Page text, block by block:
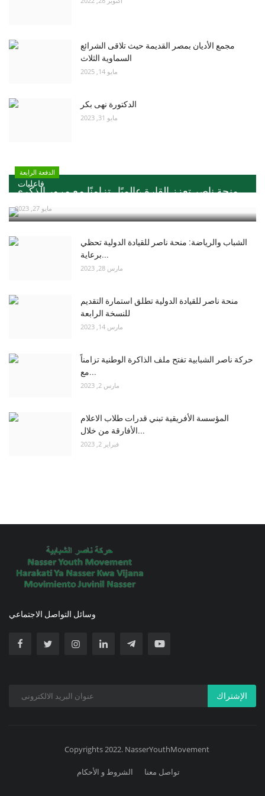
مجمع الأديان بمصر القديمة حيث تلاقى الشرائع
السماوية الثلاث
مايو 14, 2025
الدكتورة نهى بكر
مايو 31, 2023
فاعليات
الدفعة الرابعة
منحة ناصر تعزز القارة عالميًا ..تزامنًا مع مرور الذكري...
مايو 27, 2023
الشباب والرياضة: منحة ناصر للقيادة الدولية تحظي
برعاية...
مارس 28, 2023
منحة ناصر للقيادة الدولية تطلق استمارة التقديم
للنسخة الرابعة
مارس 14, 2023
حركة ناصر الشبابية تفتح ملف الذاكرة الوطنية تزامناً
مع...
مارس 2, 2023
المؤسسة الأفريقية تبني قدرات طلاب الاعلام
الأفارقة من خلال...
فبراير 2, 2023
وسائل التواصل الاجتماعي
الإشتراك
Copyrights 2022. NasserYouthMovement
الشروط و الأحكام تواصل معنا